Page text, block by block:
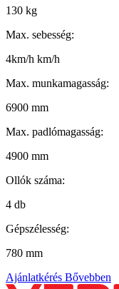
130 kg
Max. sebesség:
4km/h km/h
Max. munkamagasság:
6900 mm
Max. padlómagasság:
4900 mm
Ollók száma:
4 db
Gépszélesség:
780 mm
Ajánlatkérés Bővebben